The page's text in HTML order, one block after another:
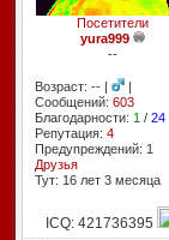
Посетители
yura999
--
Возраст: -- |
|
Сообщений: 603
Благодарности: 1 / 24
Репутация: 4
Предупреждений: 1
Друзья
Тут: 16 лет 3 месяцa
ICQ: 421736395